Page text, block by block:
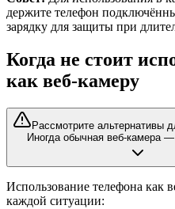
держите телефон
зарядку для защиты при
Когда не стоит
как веб-камеру
Рассмотрите альтернативы
Иногда обычная веб-камера
Использование телефона как
каждой ситуации: